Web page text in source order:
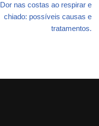
Dor nas costas ao respirar e
chiado: possíveis causas e
tratamentos.